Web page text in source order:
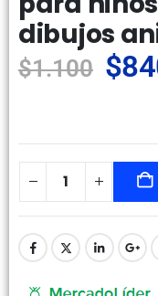
dibujos
$1.100 $